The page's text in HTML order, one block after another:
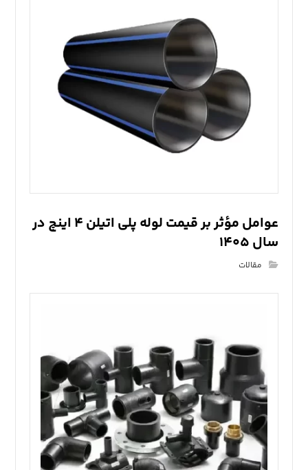
عوامل مؤثر بر قیمت لوله پلی اتیلن ۴ اینچ در
سال ۱۴۰۵
مقالات